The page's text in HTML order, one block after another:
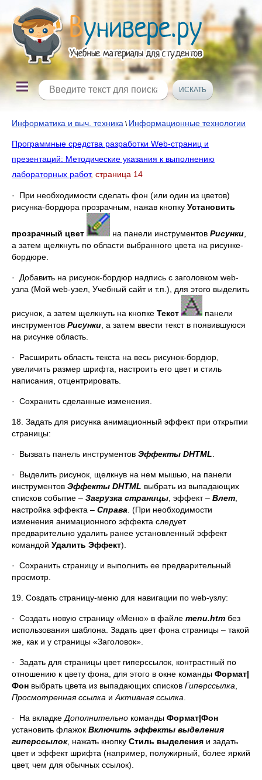
Информатика и выч. техника \ Информационные технологии
Программные средства разработки Web-страниц и
презентаций: Методические указания к выполнению
лабораторных работ, страница 14
· При необходимости сделать фон (или один из цветов)
рисунка-бордюра прозрачным, нажав кнопку Установить
прозрачный цвет на панели инструментов Рисунки
а затем щелкнуть по области выбранного цвета на рисунке-
бордюре.
· Добавить на рисунок-бордюр надпись с заголовком web-
узла (Мой web-узел, Учебный сайт и т.п.), для этого выделить
рисунок, а затем щелкнуть на кнопке Текст
панели
инструментов Рисунки , а затем ввести текст в появившуюся
на рисунке область.
· Расширить область текста на весь рисунок-бордюр,
увеличить размер шрифта, настроить его цвет и стиль
написания, отцентрировать.
· Сохранить сделанные изменения.
18. Задать для рисунка анимационный эффект при открытии
страницы:
· Вызвать панель инструментов Эффекты DHTML
· Выделить рисунок, щелкнув на нем мышью, на панели
инструментов Эффекты DHTML выбрать из выпадающих
списков событие – Загрузка страницы , эффект – Влет
настройка эффекта – Справа . (При необходимости
изменения анимационного эффекта следует
предварительно удалить ранее установленный эффект
командой Удалить Эффект).
· Сохранить страницу и выполнить ее предварительный
просмотр.
19. Создать страницу-меню для навигации по web-узлу:
· Создать новую страницу «Меню» в файле menu.htm без
использования шаблона. Задать цвет фона страницы – такой
же, как и у страницы «Заголовок».
· Задать для страницы цвет гиперссылок, контрастный по
отношению к цвету фона, для этого в окне команды Формат|
Фон выбрать цвета из выпадающих списков Гиперссылка
Просмотренная ссылка и Активная ссылка
· На вкладке Дополнительно команды Формат|Фон
установить флажок Включить эффекты выделения
гиперссылок, нажать кнопку Стиль выделения и задать
цвет и эффект шрифта (например, полужирный, более яркий
цвет, чем для обычных ссылок).